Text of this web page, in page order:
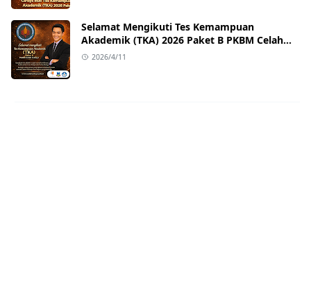
Selamat Mengikuti Tes Kemampuan
Akademik (TKA) 2026 Paket B PKBM Celah
Cahaya
2026/4/11